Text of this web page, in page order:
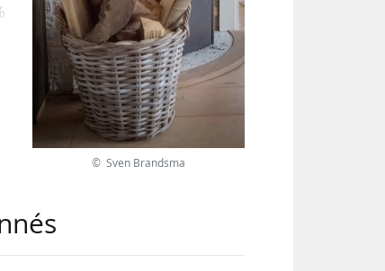
© Sven Brandsma